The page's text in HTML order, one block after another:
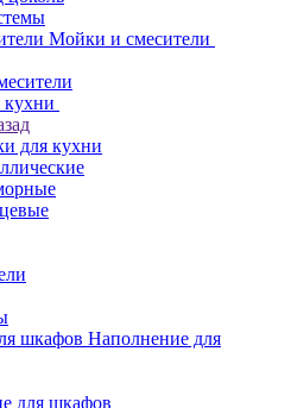
Мойки и смесители
для кухни
Наполнение для
для шкафов